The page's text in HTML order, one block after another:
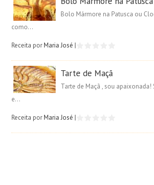
Bolo Mármore na Patusca ou
como...
Receita porMaria José |
Tarte de Maçã
Tarte de Maçã , sou apaixonada!
e...
Receita porMaria José |